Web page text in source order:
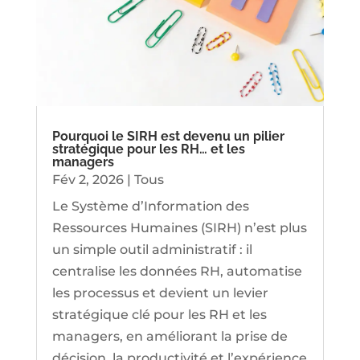
Pourquoi le SIRH est devenu un pilier
stratégique pour les RH… et les
managers
Fév 2, 2026| Tous
Le Système d’Information des
Ressources Humaines (SIRH) n’est plus
un simple outil administratif : il
centralise les données RH, automatise
les processus et devient un levier
stratégique clé pour les RH et les
managers, en améliorant la prise de